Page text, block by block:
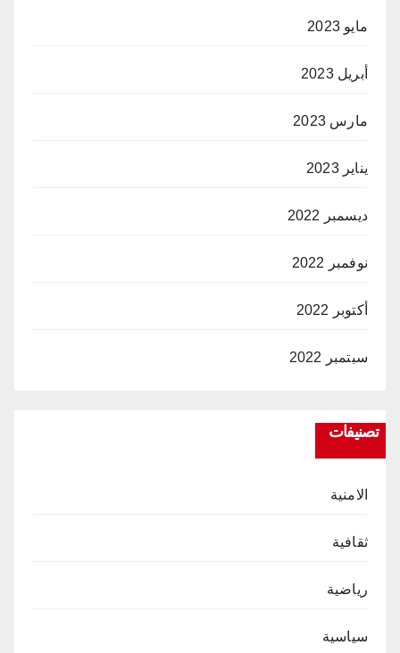
مايو 2023
أبريل 2023
مارس 2023
يناير 2023
ديسمبر 2022
نوفمبر 2022
أكتوبر 2022
سبتمبر 2022
تصنيفات
الامنية
ثقافية
رياضية
سياسية